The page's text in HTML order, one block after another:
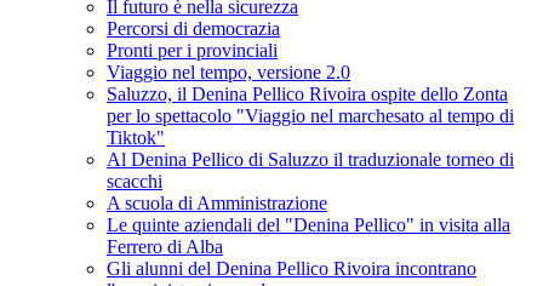
Il futuro è nella sicurezza
Percorsi di democrazia
Pronti per i provinciali
Viaggio nel tempo, versione 2.0
Saluzzo, il Denina Pellico Rivoira ospite dello Zonta
per lo spettacolo "Viaggio nel marchesato al tempo di
Tiktok"
Al Denina Pellico di Saluzzo il traduzionale torneo di
scacchi
A scuola di Amministrazione
Le quinte aziendali del "Denina Pellico" in visita alla
Ferrero di Alba
Gli alunni del Denina Pellico Rivoira incontrano